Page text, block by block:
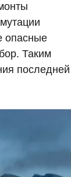
опасные
Таким
последней